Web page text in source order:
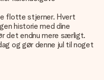
flotte stjerner. Hvert
historie med dine
det endnu mere særligt.
og gør denne jul til noget